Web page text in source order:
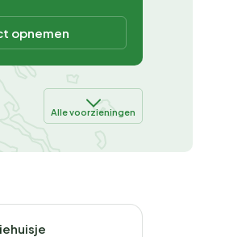
opnemen
Alle voorzieningen